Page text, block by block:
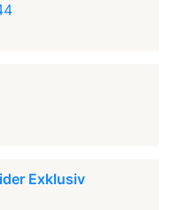
Exklusiv